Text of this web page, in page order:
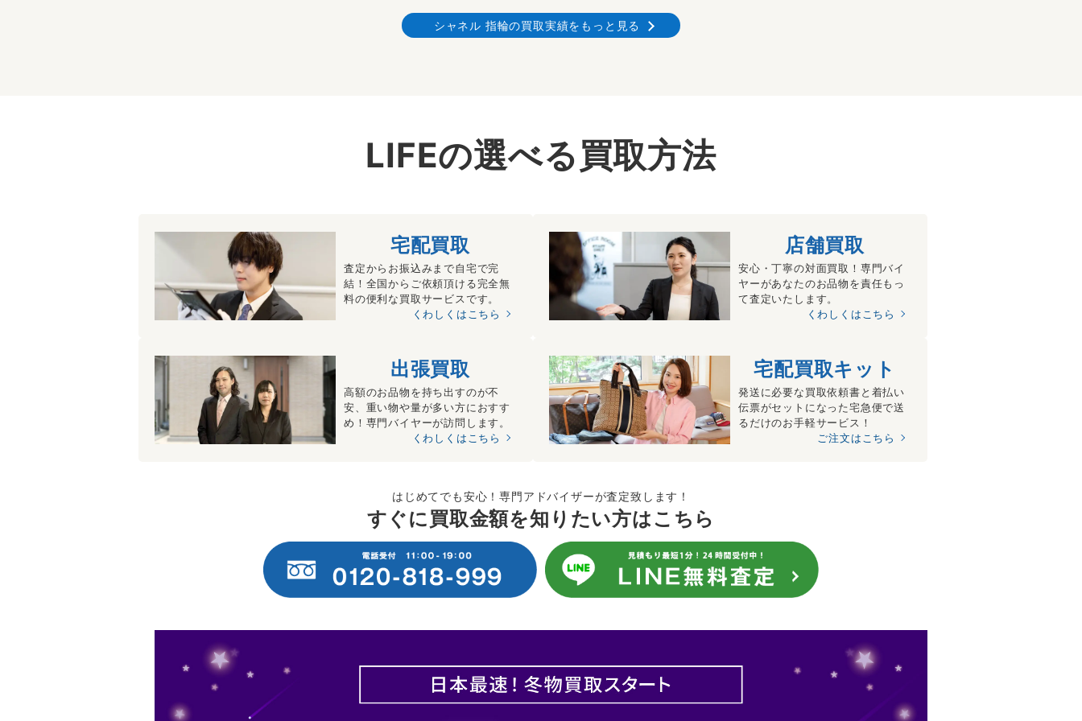
シャネル 指輪の買取実績をもっと見る
LIFEの選べる買取方法
宅配買取
査定からお振込みまで自宅で完
結！全国からご依頼頂ける完全無
料の便利な買取サービスです。
くわしくはこちら
店舗買取
安心・丁寧の対面買取！専門バイ
ヤーがあなたのお品物を責任もっ
て査定いたします。
くわしくはこちら
出張買取
高額のお品物を持ち出すのが不
安、重い物や量が多い方におすす
め！専門バイヤーが訪問します。
くわしくはこちら
宅配買取キット
発送に必要な買取依頼書と着払い
伝票がセットになった宅急便で送
るだけのお手軽サービス！
ご注文はこちら
はじめてでも安心！専門アドバイザーが査定致します！
すぐに買取金額を知りたい方はこちら